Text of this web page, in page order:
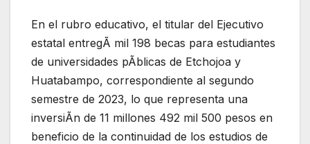
En el rubro educativo, el titular del Ejecutivo
estatal entregÃ mil 198 becas para estudiantes
de universidades pÃblicas de Etchojoa y
Huatabampo, correspondiente al segundo
semestre de 2023, lo que representa una
inversiÃn de 11 millones 492 mil 500 pesos en
beneficio de la continuidad de los estudios de